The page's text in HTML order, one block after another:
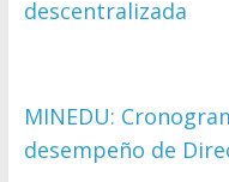
descentralizada
MINEDU:
desempeño de